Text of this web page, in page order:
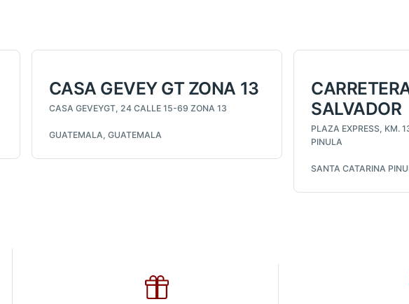
CASA GEVEY GT ZONA 13
CASA GEVEYGT, 24 CALLE 15-69 ZONA 13
GUATEMALA, GUATEMALA
SALVADOR
PLAZA EXPRESS, KM.
PINULA
SANTA CATARINA